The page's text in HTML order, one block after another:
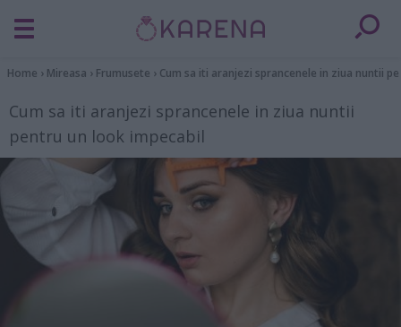
Home › Mireasa › Frumusete › Cum sa iti aranjezi sprancenele in ziua nuntii
Cum sa iti aranjezi sprancenele in ziua nuntii
pentru un look impecabil